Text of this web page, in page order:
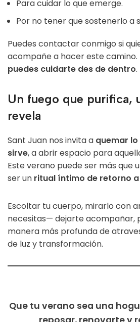
Para cuidar lo que emerge.
Por no tener que sostenerlo a
Puedes contactar conmigo si
acompañe a hacer este camino.
puedes cuidarte des de dentro.
Un fuego que purifica,
revela
Sant Juan nos invita a quemar
sirve, a abrir espacio para
Este verano puede ser más que
ser un ritual íntimo de retorno
Escoltar tu cuerpo, mirarlo con
necesitas— dejarte acompañar,
manera más profunda de
de luz y transformación.
Que tu verano sea una